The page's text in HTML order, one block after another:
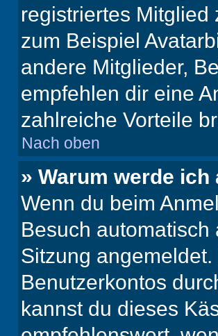
registriertes
zum Beispiel
andere Mitglieder,
empfehlen dir eine
zahlreiche Vorteile
Nach oben
» Warum werde
Wenn du beim
Besuch automatisch
Sitzung
Benutzerkontos
kannst du dieses